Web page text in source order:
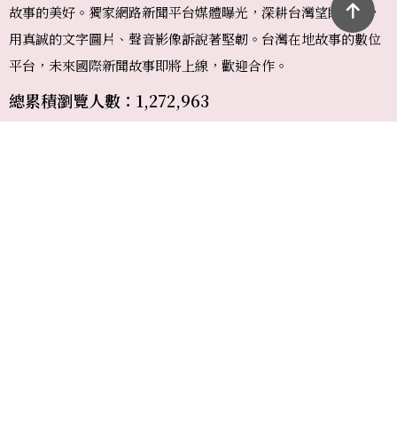
故事的美好。獨家網路新聞平台媒體曝光，深耕台灣望眼國際，
用真誠的文字圖片、聲音影像訴說著堅韌。台灣在地故事的數位
平台，未來國際新聞故事即將上線，歡迎合作。
總累積瀏覽人數：1,272,963